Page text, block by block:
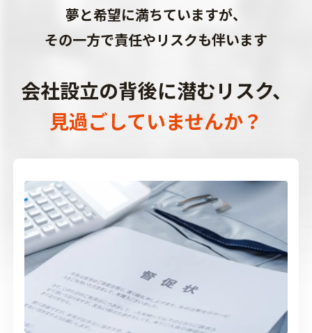
夢と希望に満ちていますが、
その一方で責任やリスクも伴います
会社設立の背後に潜むリスク、
見過ごしていませんか？